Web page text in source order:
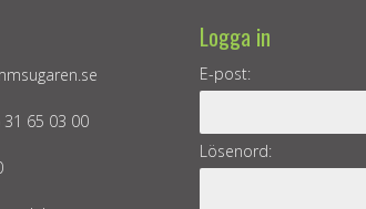
31 65 03 00
Logga in
E-post:
Lösenord: